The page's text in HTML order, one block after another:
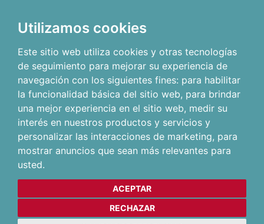
Utilizamos cookies
Este sitio web utiliza cookies y otras tecnologías
de seguimiento para mejorar su experiencia de
navegación con los siguientes fines: para habilitar
la funcionalidad básica del sitio web, para brindar
una mejor experiencia en el sitio web, medir su
interés en nuestros productos y servicios y
personalizar las interacciones de marketing, para
mostrar anuncios que sean más relevantes para
usted.
ACEPTAR
RECHAZAR